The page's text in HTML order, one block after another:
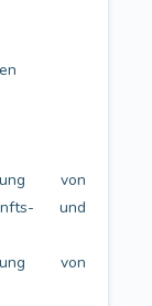
von
und
von